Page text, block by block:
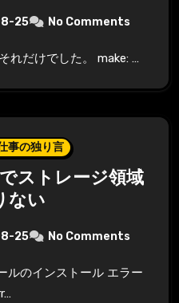
25 No Comments
れだけでした。 make: …
事の独り言
ストレージ領域
ない
25 No Comments